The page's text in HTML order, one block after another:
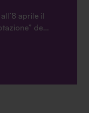
aprile il
de...